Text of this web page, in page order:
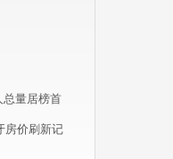
总量居榜首
房价刷新记